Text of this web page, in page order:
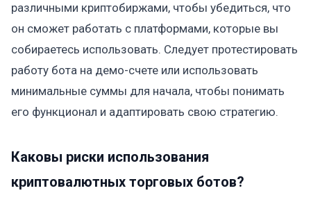
различными криптобиржами, чтобы убедиться, что
он сможет работать с платформами, которые вы
собираетесь использовать. Следует протестировать
работу бота на демо-счете или использовать
минимальные суммы для начала, чтобы понимать
его функционал и адаптировать свою стратегию.
Каковы риски использования
криптовалютных торговых ботов?